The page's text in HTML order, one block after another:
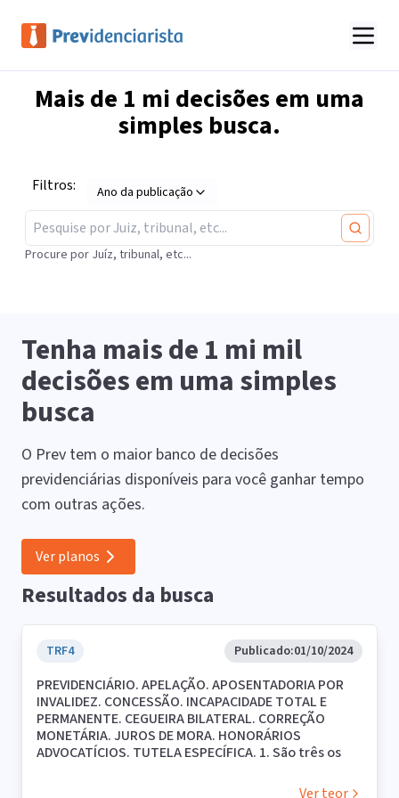
Mais de 1 mi decisões em uma
simples busca.
Filtros: Ano da publicação
Procure por Juíz, tribunal, etc...
Tenha mais de1 mi mil
decisões em uma simples
busca
O Prev tem o maior banco de decisões
previdenciárias disponíveis para você ganhar tempo
com outras ações.
Ver planos
Resultados da busca
TRF4 Publicado:01/10/2024
PREVIDENCIÁRIO. APELAÇÃO. APOSENTADORIA POR
INVALIDEZ. CONCESSÃO. INCAPACIDADE TOTAL E
PERMANENTE. CEGUEIRA BILATERAL. CORREÇÃO
MONETÁRIA. JUROS DE MORA. HONORÁRIOS
ADVOCATÍCIOS. TUTELA ESPECÍFICA. 1. São três os
incapacidade: a) a qualidade de segurado; b) oVer teor